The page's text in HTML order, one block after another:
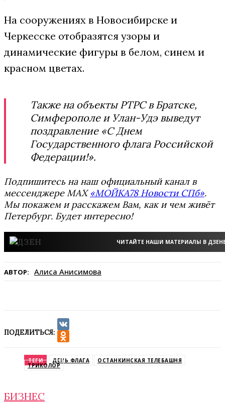
На сооружениях в Новосибирске и
Черкесске отобразятся узоры и
динамические фигуры в белом, синем и
красном цветах.
Также на объекты РТРС в Братске,
Симферополе и Улан-Удэ выведут
поздравление «С Днем
Государственного флага Российской
Федерации!».
Подпишитесь на наш официальный канал в
мессенджере MAX«МОЙКА78 Новости СПб».
Мы покажем и расскажем Вам, как и чем живёт
Петербург. Будет интересно!
ЧИТАЙТЕ НАШИ МАТЕРИАЛЫ В
АВТОР: Алиса Анисимова
ПОДЕЛИТЬСЯ:
VK
ТЕГИ ДЕНЬ ФЛАГА ОСТАНКИНСКАЯ ТЕЛЕБАШНЯ
ТРИКОЛОР
БИЗНЕС